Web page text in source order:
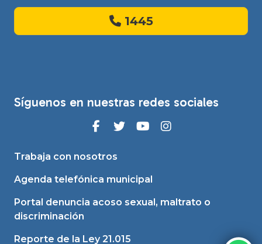
1445
Síguenos en nuestras redes sociales
Trabaja con nosotros
Agenda telefónica municipal
Portal denuncia acoso sexual, maltrato o
discriminación
Reporte de la Ley 21.015